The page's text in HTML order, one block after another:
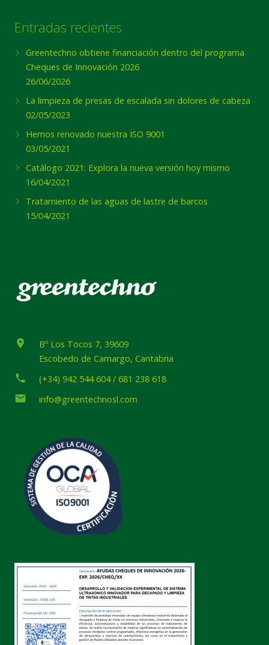
Entradas recientes
Greentechno obtiene financiación dentro del programa
Cheques de Innovación 2026
26/06/2026
La limpieza de presas de escalada sin dolores de cabeza
02/05/2023
Hemos renovado nuestra ISO 9001
03/05/2021
Catálogo 2021: Explora la nueva versión hoy mismo
16/04/2021
Tratamiento de las aguas de lastre de barcos
15/04/2021
place
Bº Los Tocos 7, 39609
Escobedo de Camargo, Cantabria
phone (+34) 942 544 604 / 681 238 618
email info@greentechnosl.com